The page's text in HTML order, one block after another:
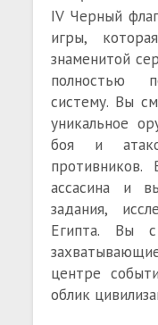
IV Черный
игры,
знаменитой
полностью
систему. Вы
уникальное
боя и
противников.
ассасина и
задания,
Египта. Вы с
центре
облик